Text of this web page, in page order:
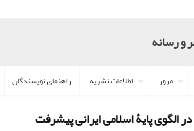
و رسانه
مرور اطلاعات نشریه راهنمای نویسندگان
الگوی پایۀ اسلامی ایرانی پیشرفت